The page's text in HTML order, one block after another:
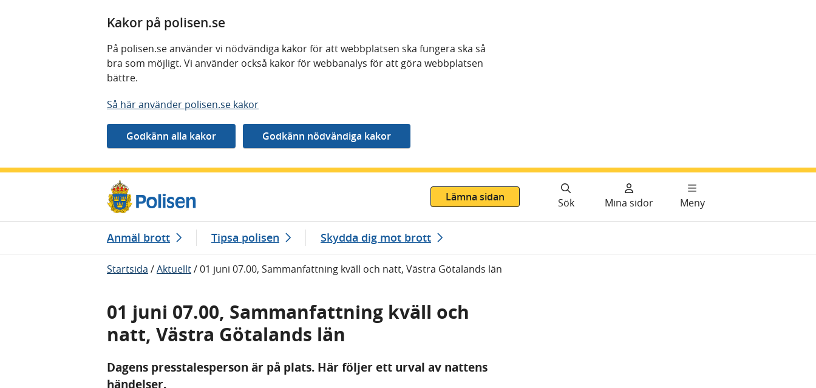
Kakor på polisen.se
På polisen.se använder vi nödvändiga kakor för att webbplatsen ska fungera ska så
bra som möjligt. Vi använder också kakor för webbanalys för att göra webbplatsen
bättre.
Så här använder polisen.se kakor
Lämna sidan
Sök Mina sidor Meny
Anmäl brott Tipsa polisen Skydda dig mot brott
Startsida /Aktuellt/01 juni 07.00, Sammanfattning kväll och natt, Västra Götalands län
01 juni 07.00, Sammanfattning kväll och
natt, Västra Götalands län
Dagens presstalesperson är på plats. Här följer ett urval av nattens
händelser.